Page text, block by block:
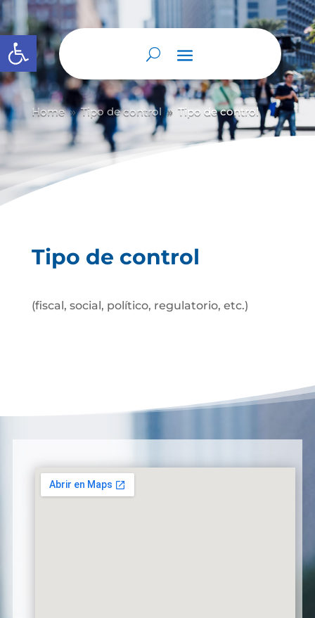
Abrir barra de herramientas
Home 9 Tipo de control 9 Tipo de control
Tipo de control
(fiscal, social, político, regulatorio, etc.)